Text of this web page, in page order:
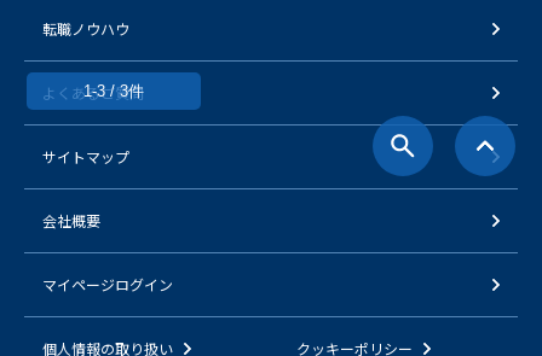
1-3 / 3件
転職ノウハウ
よくあるご質問
サイトマップ
会社概要
マイページログイン
個人情報の取り扱い クッキーポリシー